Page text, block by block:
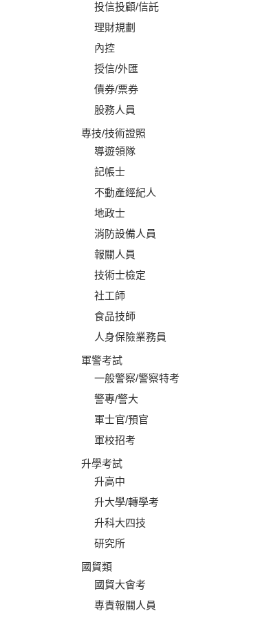
投信投顧/信託
理財規劃
內控
授信/外匯
債券/票券
股務人員
專技/技術證照
導遊領隊
記帳士
不動產經紀人
地政士
消防設備人員
報關人員
技術士檢定
社工師
食品技師
人身保險業務員
軍警考試
一般警察/警察特考
警專/警大
軍士官/預官
軍校招考
升學考試
升高中
升大學/轉學考
升科大四技
研究所
國貿類
國貿大會考
專責報關人員